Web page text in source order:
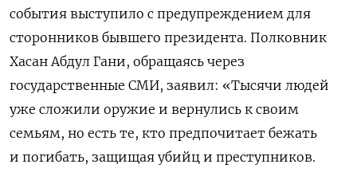
события выступило с предупреждением для
сторонников бывшего президента. Полковник
Хасан Абдул Гани, обращаясь через
государственные СМИ, заявил: «Тысячи людей
уже сложили оружие и вернулись к своим
семьям, но есть те, кто предпочитает бежать
и погибать, защищая убийц и преступников.